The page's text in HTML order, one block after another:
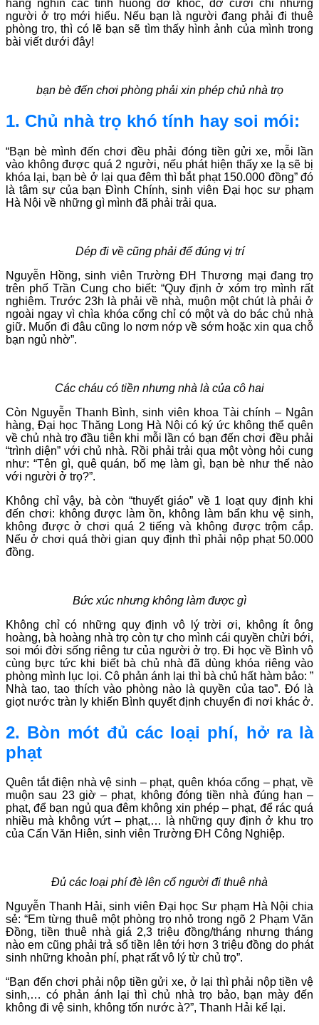
hàng nghìn các tình huống dở khóc, dở cười chỉ những
người ở trọ mới hiểu. Nếu bạn là người đang phải đi thuê
phòng trọ, thì có lẽ bạn sẽ tìm thấy hình ảnh của mình trong
bài viết dưới đây!
bạn bè đến chơi phòng phải xin phép chủ nhà trọ
1. Chủ nhà trọ khó tính hay soi mói:
“Bạn bè mình đến chơi đều phải đóng tiền gửi xe, mỗi lần
vào không được quá 2 người, nếu phát hiện thấy xe lạ sẽ bị
khóa lại, bạn bè ở lại qua đêm thì bắt phạt 150.000 đồng” đó
là tâm sự của bạn Đình Chính, sinh viên Đại học sư phạm
Hà Nội về những gì mình đã phải trải qua.
Dép đi về cũng phải để đúng vị trí
Nguyễn Hồng, sinh viên Trường ĐH Thương mại đang trọ
trên phố Trần Cung cho biết: “Quy định ở xóm trọ mình rất
nghiêm. Trước 23h là phải về nhà, muộn một chút là phải ở
ngoài ngay vì chìa khóa cổng chỉ có một và do bác chủ nhà
giữ. Muốn đi đâu cũng lo nơm nớp về sớm hoặc xin qua chỗ
bạn ngủ nhờ”.
Các cháu có tiền nhưng nhà là của cô hai
Còn Nguyễn Thanh Bình, sinh viên khoa Tài chính – Ngân
hàng, Đại học Thăng Long Hà Nội có ký ức không thể quên
về chủ nhà trọ đầu tiên khi mỗi lần có bạn đến chơi đều phải
“trình diện” với chủ nhà. Rồi phải trải qua một vòng hỏi cung
như: “Tên gì, quê quán, bố mẹ làm gì, bạn bè như thế nào
với người ở trọ?”.
Không chỉ vậy, bà còn “thuyết giáo” về 1 loạt quy định khi
đến chơi: không được làm ồn, không làm bẩn khu vệ sinh,
không được ở chơi quá 2 tiếng và không được trộm cắp.
Nếu ở chơi quá thời gian quy định thì phải nộp phạt 50.000
đồng.
Bức xúc nhưng không làm được gì
Không chỉ có những quy định vô lý trời ơi, không ít ông
hoàng, bà hoàng nhà trọ còn tự cho mình cái quyền chửi bới,
soi mói đời sống riêng tư của người ở trọ. Đi học về Bình vô
cùng bực tức khi biết bà chủ nhà đã dùng khóa riêng vào
phòng mình lục lọi. Cô phản ánh lại thì bà chủ hất hàm bảo: ”
Nhà tao, tao thích vào phòng nào là quyền của tao”. Đó là
giọt nước tràn ly khiến Bình quyết định chuyển đi nơi khác ở.
2. Bòn mót đủ các loại phí, hở ra là
phạt
Quên tắt điện nhà vệ sinh – phạt, quên khóa cổng – phạt, về
muộn sau 23 giờ – phạt, không đóng tiền nhà đúng hạn –
phạt, để bạn ngủ qua đêm không xin phép – phạt, để rác quá
nhiều mà không vứt – phạt,… là những quy định ở khu trọ
của Cấn Văn Hiên, sinh viên Trường ĐH Công Nghiệp.
Đủ các loại phí đè lên cổ người đi thuê nhà
Nguyễn Thanh Hải, sinh viên Đại học Sư phạm Hà Nội chia
sẻ: “Em từng thuê một phòng trọ nhỏ trong ngõ 2 Phạm Văn
Đồng, tiền thuê nhà giá 2,3 triệu đồng/tháng nhưng tháng
nào em cũng phải trả số tiền lên tới hơn 3 triệu đồng do phát
sinh những khoản phí, phạt rất vô lý từ chủ trọ”.
“Bạn đến chơi phải nộp tiền gửi xe, ở lại thì phải nộp tiền vệ
sinh,… có phản ánh lại thì chủ nhà trọ bảo, bạn mày đến
không đi vệ sinh, không tốn nước à?”, Thanh Hải kể lại.